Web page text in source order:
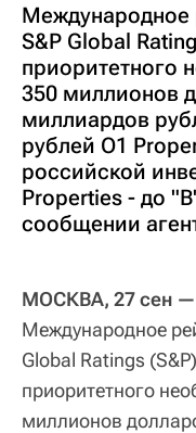
Международное
S&P Global
приоритетного
350 миллионов
миллиардов
рублей O1
российской
Properties - до
сообщении
МОСКВА, 27 сен
Международное
Global Ratings
приоритетного
миллионов